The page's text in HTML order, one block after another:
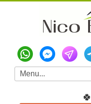
🍀